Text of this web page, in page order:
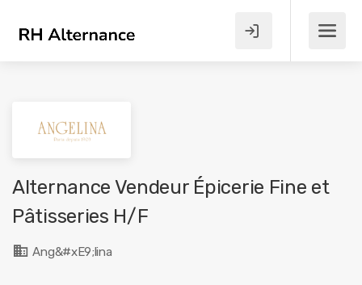
Alternance Vendeur Épicerie Fine et
Pâtisseries H/F
Ang&#xE9;lina